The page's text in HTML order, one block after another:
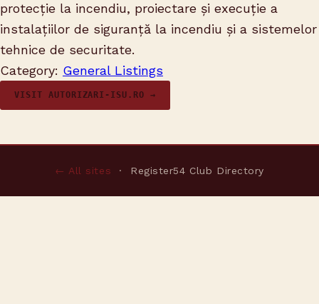
protecție la incendiu, proiectare și execuție a
instalațiilor de siguranță la incendiu și a sistemelor
tehnice de securitate.
Category: General Listings
VISIT AUTORIZARI-ISU.RO →
← All sites · Register54 Club Directory